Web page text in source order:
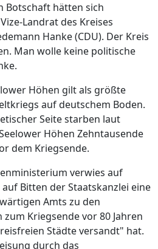
Botschaft hätten sich
Landrat des Kreises
Hanke (CDU). Der Kreis
Man wolle keine politische
Höhen gilt als größte
auf deutschem Boden.
Seite starben laut
Höhen Zehntausende
dem Kriegsende.
verwies auf
Bitten der Staatskanzlei eine
Amts zu den
Kriegsende vor 80 Jahren
Städte versandt" hat.
durch das